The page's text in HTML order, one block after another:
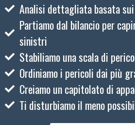
Analisi dettagliata basata
Partiamo dal bilancio per
sinistri
Stabiliamo una scala di
Ordiniamo i pericoli dai più
Creiamo un capitolato di
Ti disturbiamo il meno